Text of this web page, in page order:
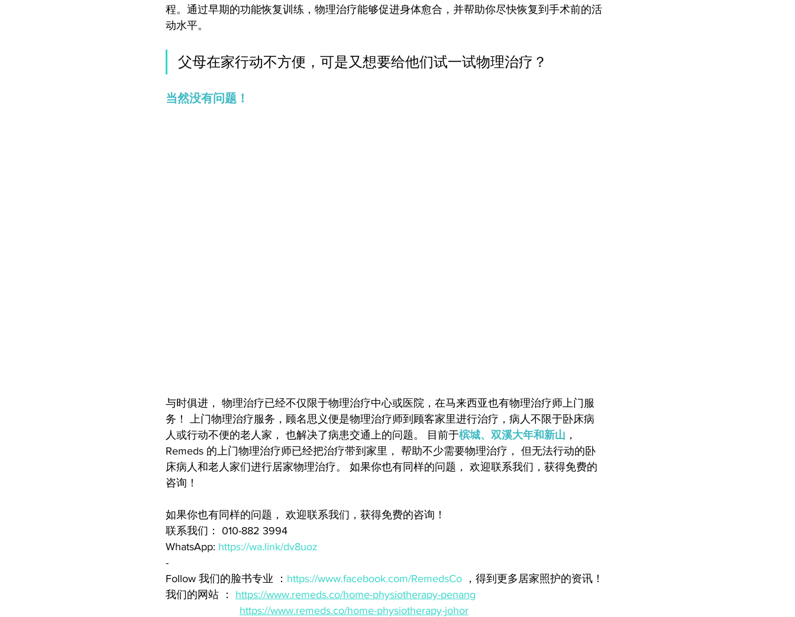
程。通过早期的功能恢复训练，物理治疗能够促进身体愈合，并帮助你尽快恢复到手术前的活
动水平。
父母在家行动不方便，可是又想要给他们试一试物理治疗？
当然没有问题！
与时俱进， 物理治疗已经不仅限于物理治疗中心或医院，在马来西亚也有物理治疗师上门服
务！ 上门物理治疗服务，顾名思义便是物理治疗师到顾客家里进行治疗，病人不限于卧床病
人或行动不便的老人家， 也解决了病患交通上的问题。 目前于槟城、双溪大年和新山 ，
Remeds 的上门物理治疗师已经把治疗带到家里， 帮助不少需要物理治疗， 但无法行动的卧
床病人和老人家们进行居家物理治疗。 如果你也有同样的问题， 欢迎联系我们，获得免费的
咨询！
如果你也有同样的问题， 欢迎联系我们，获得免费的咨询！
联系我们： 010-882 3994
WhatsApp: https://wa.link/dv8uoz
-
Follow 我们的脸书专业 ： https://www.facebook.com/RemedsCo ，得到更多居家照护的资讯！
我们的网站 ： https://www.remeds.co/home-physiotherapy-penang
https://www.remeds.co/home-physiotherapy-johor